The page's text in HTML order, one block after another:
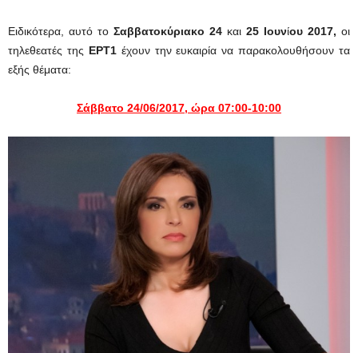
Ειδικότερα, αυτό το Σαββατοκύριακο 24 και 25 Ιουνίου 2017, οι
τηλεθεατές της ΕΡΤ1έχουν την ευκαιρία να παρακολουθήσουν τα
εξής θέματα:
Σάββατο 24/06/2017, ώρα 07:00-10:00